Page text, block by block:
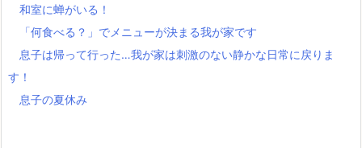
和室に蝉がいる！
「何食べる？」でメニューが決まる我が家です
息子は帰って行った…我が家は刺激のない静かな日常に戻りま
す！
息子の夏休み